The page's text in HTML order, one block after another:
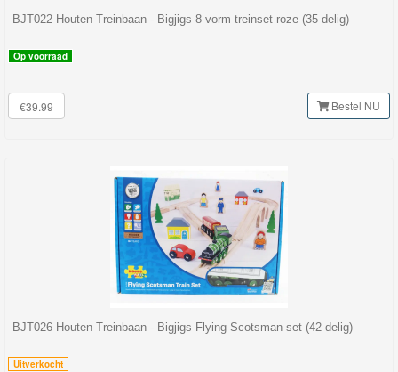
BJT022 Houten Treinbaan - Bigjigs 8 vorm treinset roze (35 delig)
Op voorraad
€39.99 Bestel NU
BJT026 Houten Treinbaan - Bigjigs Flying Scotsman set (42 delig)
Uitverkocht